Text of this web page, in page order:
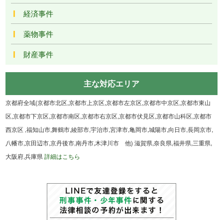
経済事件
薬物事件
財産事件
主な対応エリア
京都府全域(京都市北区,京都市上京区,京都市左京区,京都市中京区,京都市東山
区,京都市下京区,京都市南区,京都市右京区,京都市伏見区,京都市山科区,京都市
西京区 ,福知山市,舞鶴市,綾部市,宇治市,宮津市,亀岡市,城陽市,向日市,長岡京市,
八幡市,京田辺市,京丹後市,南丹市,木津川市 他) 滋賀県,奈良県,福井県,三重県,
大阪府,兵庫県詳細はこちら